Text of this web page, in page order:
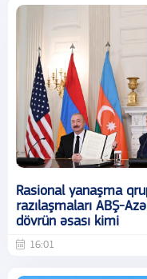
Rasional yanaşma
razılaşmaları ABŞ-
dövrün əsası kimi
16:01